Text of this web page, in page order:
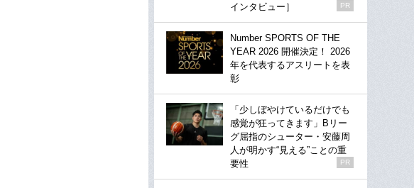
インタビュー］
PR
Number SPORTS OF THE
YEAR 2026 開催決定！ 2026
年を代表するアスリートを表
彰
「少しぼやけているだけでも
感覚が狂ってきます」Bリー
グ屈指のシューター・安藤周
人が明かす“見える”ことの重
要性
PR